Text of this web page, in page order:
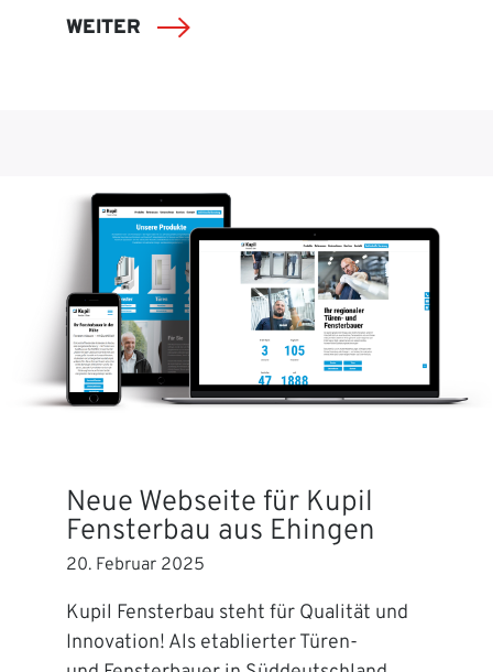
WEITER
Neue Webseite für Kupil
Fensterbau aus Ehingen
20. Februar 2025
Kupil Fensterbau steht für Qualität und
Innovation! Als etablierter Türen-